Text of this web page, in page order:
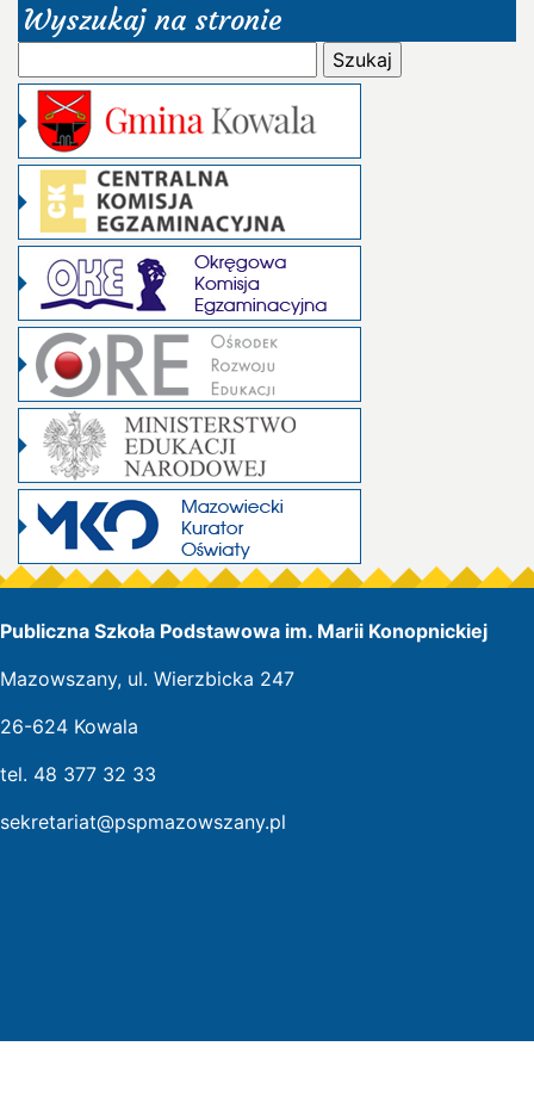
Wyszukaj na stronie
Publiczna Szkoła Podstawowa im. Marii Konopnickiej
Mazowszany, ul. Wierzbicka 247
26-624 Kowala
tel. 48 377 32 33
sekretariat@pspmazowszany.pl